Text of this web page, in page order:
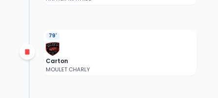
79'
Carton
MOULET CHARLY